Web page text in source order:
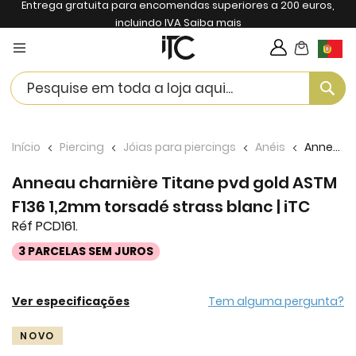
Entrega gratuita para encomendas superiores a 200 euros,
incluindo IVASaiba mais
My Cart
Início Piercing Jóias para piercings Anéis Anneau charnière Titane pvd gold ASTM F136 1,2mm torsadé strass blanc | iTC
Anneau charnière Titane pvd gold ASTM
F136 1,2mm torsadé strass blanc | iTC
Réf PCD161.
3 PARCELAS SEM JUROS
Ver especificações Tem alguma pergunta?
Skip
NOVO